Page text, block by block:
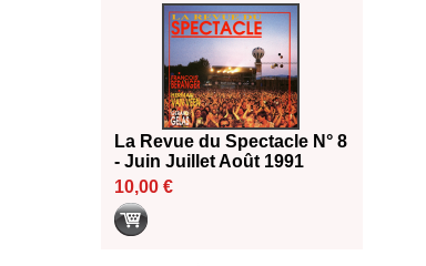
La Revue du Spectacle N° 8
- Juin Juillet Août 1991
10,00 €